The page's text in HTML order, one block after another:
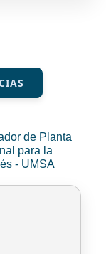
de Planta
para la
- UMSA